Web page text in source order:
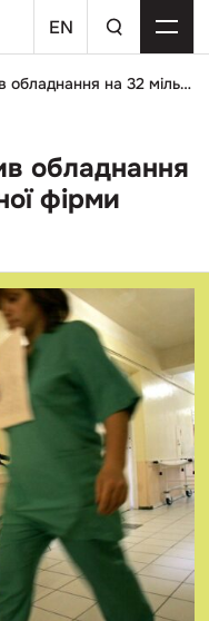
EN
Інститут раку закупив обладнання на 32 мільйони в рідної фірми
обладнання
фірми